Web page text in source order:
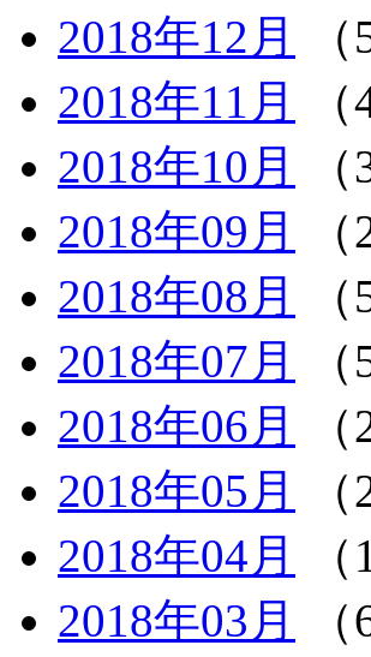
2018年12月
（
2018年11月
（
2018年10月
（
2018年09月
（
2018年08月
（
2018年07月
（
2018年06月
（
2018年05月
（
2018年04月
（
2018年03月
（